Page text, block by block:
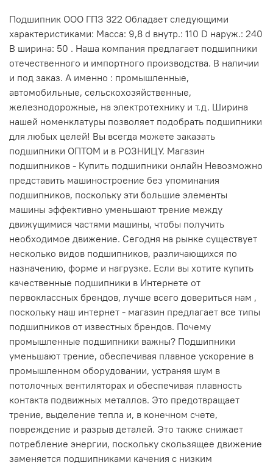
Подшипник ООО ГПЗ 322 Обладает следующими
характеристиками: Масса: 9,8 d внутр.: 110 D наруж.: 240
В ширина: 50 . Наша компания предлагает подшипники
отечественного и импортного производства. В наличии
и под заказ. А именно : промышленные,
автомобильные, сельскохозяйственные,
железнодорожные, на электротехнику и т.д. Ширина
нашей номенклатуры позволяет подобрать подшипники
для любых целей! Вы всегда можете заказать
подшипники ОПТОМ и в РОЗНИЦУ. Магазин
подшипников - Купить подшипники онлайн Невозможно
представить машиностроение без упоминания
подшипников, поскольку эти большие элементы
машины эффективно уменьшают трение между
движущимися частями машины, чтобы получить
необходимое движение. Сегодня на рынке существует
несколько видов подшипников, различающихся по
назначению, форме и нагрузке. Если вы хотите купить
качественные подшипники в Интернете от
первоклассных брендов, лучше всего довериться нам ,
поскольку наш интернет - магазин предлагает все типы
подшипников от известных брендов. Почему
промышленные подшипники важны? Подшипники
уменьшают трение, обеспечивая плавное ускорение в
промышленном оборудовании, устраняя шум в
потолочных вентиляторах и обеспечивая плавность
контакта подвижных металлов. Это предотвращает
трение, выделение тепла и, в конечном счете,
повреждение и разрыв деталей. Это также снижает
потребление энергии, поскольку скользящее движение
заменяется подшипниками качения с низким